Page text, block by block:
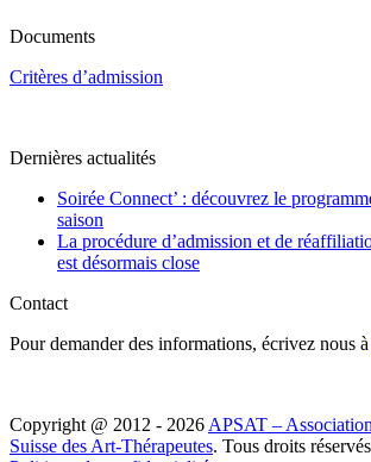
Documents
Critères d’admission
Dernières actualités
Soirée Connect’ : découvrez le
saison
La procédure d’admission et de
est désormais close
Contact
Pour demander des informations, écrivez nous à
Copyright @ 2012 - 2026 APSAT –
Suisse des Art-Thérapeutes. Tous droits